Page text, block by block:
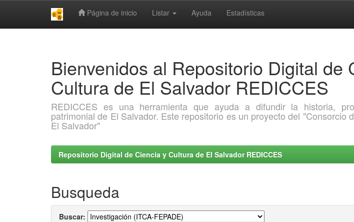
Página de inicio Listar Ayuda Estadísticas
Bienvenidos al Repositorio Digital de
Cultura de El Salvador REDICCES
REDICCES es una herramienta que ayuda a difundir la historia,
patrimonial de El Salvador. Este repositorio es un proyecto del "Consorcio
El Salvador"
Repositorio Digital de Ciencia y Cultura de El Salvador REDICCES
Busqueda
Buscar: